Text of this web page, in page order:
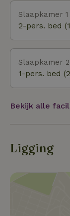
witte dorpjes,
of Sayalonga.
Slaapkamer 1
2-pers. bed
Slaapkamer 2
1-pers. bed
Bekijk alle
Ligging